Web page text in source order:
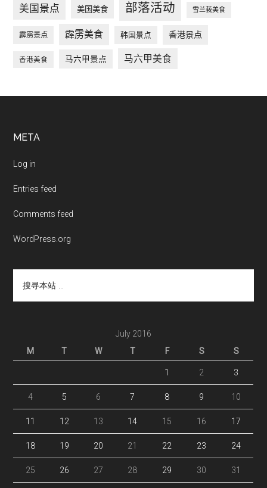
美国景点 美国美食 部落活动 雪兰莪美食
霹雳景点 霹雳美食 韩国景点 香港景点
香港美食 马六甲景点 马六甲美食
Footer
META
Log in
Entries feed
Comments feed
WordPress.org
本
July 2016
M
T W T F S S
1 2 3
4 5 6 7 8 9 10
11 12 13 14 15 16 17
18 19 20 21 22 23 24
25 26 27 28 29 30 31